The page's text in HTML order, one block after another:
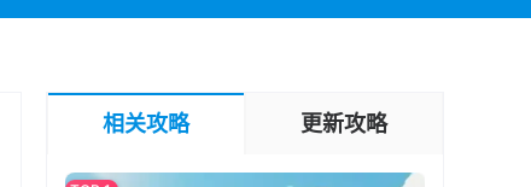
相关攻略 更新攻略